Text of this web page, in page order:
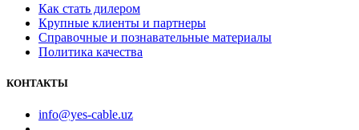
Как стать дилером
Крупные клиенты и партнеры
Справочные и познавательные материалы
Политика качества
КОНТАКТЫ
info@yes-cable.uz